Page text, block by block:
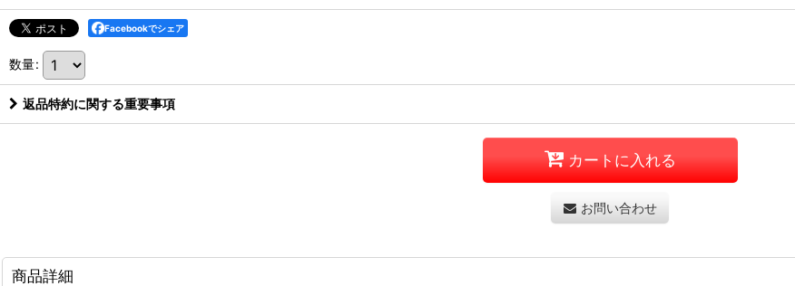
Facebookでシェア
数量:
返品特約に関する重要事項
カートに入れる
お問い合わせ
商品詳細